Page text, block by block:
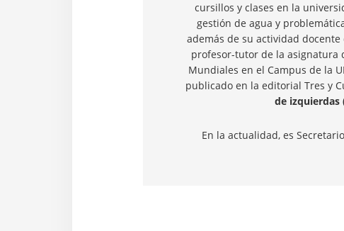
cursillos y clases en la
gestión de agua y
además de su actividad docente
profesor-tutor de la asignatura
Mundiales en el Campus de la
publicado en la editorial Tres y
de izquierdas
En la actualidad, es